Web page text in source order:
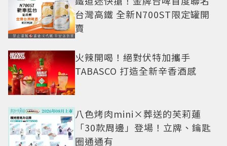
台灣高鐵 全新N700ST限定罐開
賣
火辣開喝！絕對伏特加攜手
TABASCO 打造全新辛香酒感
八色烤肉mini×葬送的芙莉蓮
「30款周邊」登場！立牌、鑰匙
圈通通有